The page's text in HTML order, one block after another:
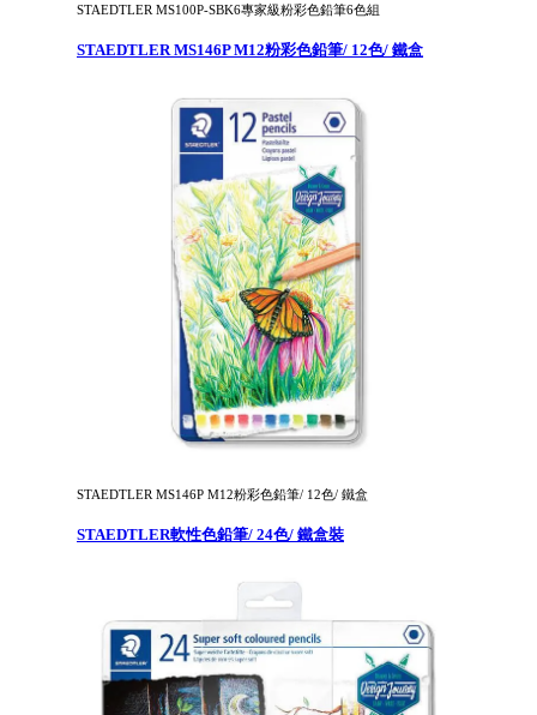
STAEDTLER MS100P-SBK6專家級粉彩色鉛筆6色組
STAEDTLER MS146P M12粉彩色鉛筆/ 12色/ 鐵盒
STAEDTLER MS146P M12粉彩色鉛筆/ 12色/ 鐵盒
STAEDTLER軟性色鉛筆/ 24色/ 鐵盒裝